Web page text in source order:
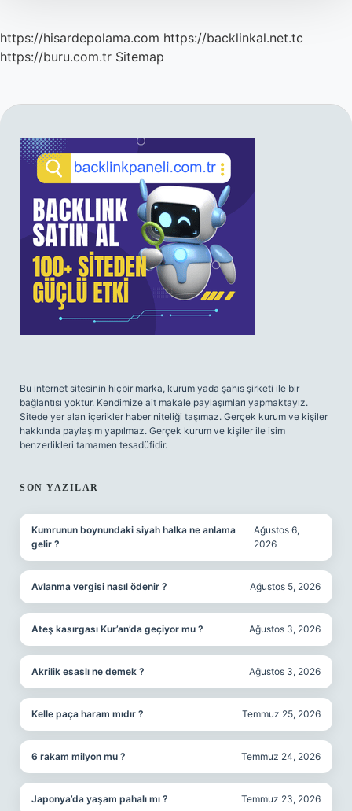
https://hisardepolama.com https://backlinkal.net.tc
https://buru.com.tr Sitemap
SIDEBAR
Bu internet sitesinin hiçbir marka, kurum yada şahıs şirketi ile bir
bağlantısı yoktur. Kendimize ait makale paylaşımları yapmaktayız.
Sitede yer alan içerikler haber niteliği taşımaz. Gerçek kurum ve kişiler
hakkında paylaşım yapılmaz. Gerçek kurum ve kişiler ile isim
benzerlikleri tamamen tesadüfidir.
SON YAZILAR
Kumrunun boynundaki siyah halka ne anlama
gelir ?
Ağustos 6,
2026
Avlanma vergisi nasıl ödenir ? Ağustos 5, 2026
Ateş kasırgası Kur’an’da geçiyor mu ? Ağustos 3, 2026
Akrilik esaslı ne demek ? Ağustos 3, 2026
Kelle paça haram mıdır ? Temmuz 25, 2026
6 rakam milyon mu ? Temmuz 24, 2026
Japonya’da yaşam pahalı mı ? Temmuz 23, 2026